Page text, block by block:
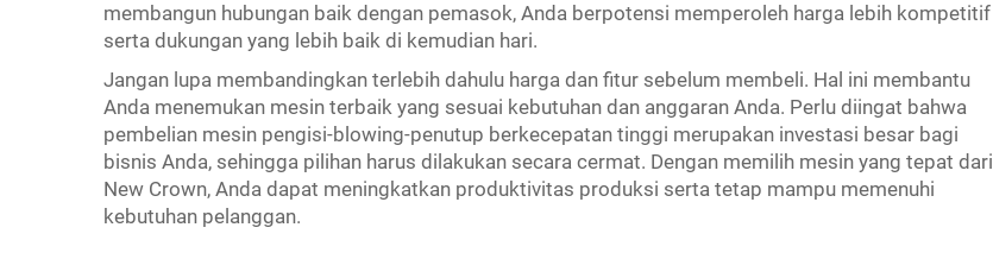
membangun hubungan baik dengan pemasok, Anda berpotensi memperoleh harga lebih kompetitif
serta dukungan yang lebih baik di kemudian hari.
Jangan lupa membandingkan terlebih dahulu harga dan fitur sebelum membeli. Hal ini membantu
Anda menemukan mesin terbaik yang sesuai kebutuhan dan anggaran Anda. Perlu diingat bahwa
pembelian mesin pengisi-blowing-penutup berkecepatan tinggi merupakan investasi besar bagi
bisnis Anda, sehingga pilihan harus dilakukan secara cermat. Dengan memilih mesin yang tepat dari
New Crown, Anda dapat meningkatkan produktivitas produksi serta tetap mampu memenuhi
kebutuhan pelanggan.